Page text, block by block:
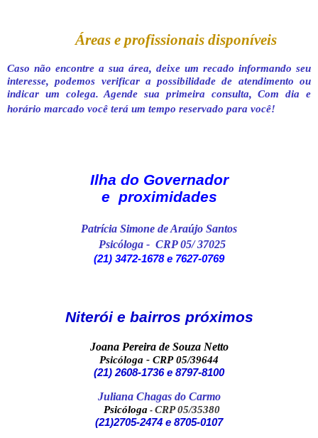
Áreas e profissionais disponíveis
Caso não encontre a sua área, deixe um recado informando seu
interesse, podemos verificar a possibilidade de atendimento ou
indicar um colega. Agende sua primeira consulta, Com dia e
horário marcado você terá um tempo reservado para você!
Ilha do Governador
e proximidades
Patrícia Simone de Araújo Santos
Psicóloga - CRP 05/ 37025
(21) 3472-1678 e 7627-0769
Niterói e bairros próximos
Joana Pereira de Souza Netto
Psicóloga - CRP 05/39644
(21) 2608-1736 e 8797-8100
Juliana Chagas do Carmo
Psicóloga - CRP 05/35380
(21)2705-2474 e 8705-0107